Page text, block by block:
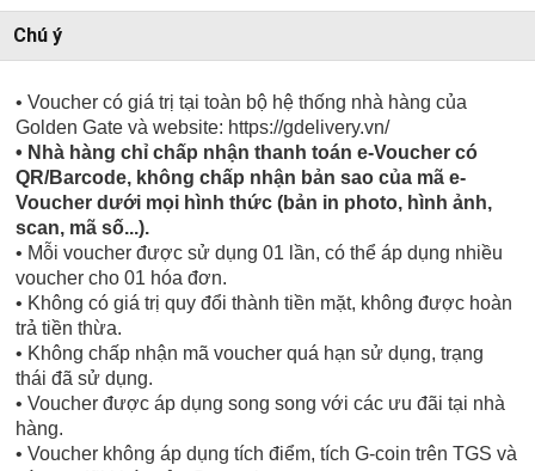
Chú ý
• Voucher có giá trị tại toàn bộ hệ thống nhà hàng của
Golden Gate và website: https://gdelivery.vn/
• Nhà hàng chỉ chấp nhận thanh toán e-Voucher có
QR/Barcode, không chấp nhận bản sao của mã e-
Voucher dưới mọi hình thức (bản in photo, hình ảnh,
scan, mã số...).
• Mỗi voucher được sử dụng 01 lần, có thể áp dụng nhiều
voucher cho 01 hóa đơn.
• Không có giá trị quy đổi thành tiền mặt, không được hoàn
trả tiền thừa.
• Không chấp nhận mã voucher quá hạn sử dụng, trạng
thái đã sử dụng.
• Voucher được áp dụng song song với các ưu đãi tại nhà
hàng.
• Voucher không áp dụng tích điểm, tích G-coin trên TGS và